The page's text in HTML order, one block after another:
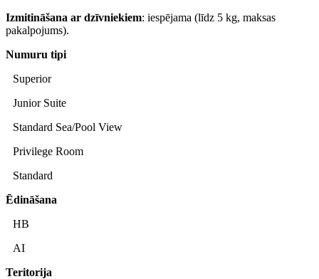
Izmitināšana ar dzīvniekiem: iespējama (līdz 5 kg, maksas
pakalpojums).
Numuru tipi
Superior
Junior Suite
Standard Sea/Pool View
Privilege Room
Standard
Ēdināšana
HB
AI
Teritorija